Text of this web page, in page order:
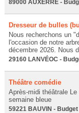
89000 AUXERRE -
Dresseur de bulles
Nous recherchons un
l'occasion de notre
décembre 2026. Nous
29160 LANVÉOC -
Théâtre comédie
Après-midi théâtrale
semaine bleue
59221 BAUVIN -